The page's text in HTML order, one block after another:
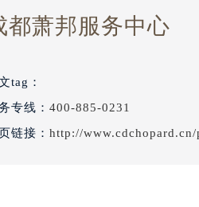
都萧邦服务中心
tag：
专线： 400-885-0231
链接： http://